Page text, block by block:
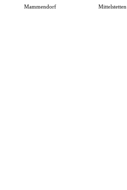
Mammendorf Mittelstetten